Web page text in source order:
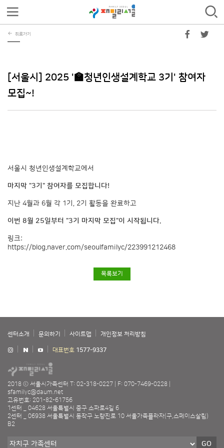
뒤로가기
[서울시] 2025 '🏫청년인생설계학교 3기' 참여자
모집~!
서울시 청년인생설계학교에서
마지막 "3기" 참여자를 모집합니다!
지난 4월과 6월 각 1기, 2기 활동을 완료하고
이번 8월 25일부터 "3기 마지막 모집"이 시작됩니다.
링크:
https://blog.naver.com/seoulfamilyc/223991212468
목록보기
센터소개 문의하기 사이트맵 개인정보 처리방침
대표번호 1577-9337
2018 ⓒ 서울시가족센터 T: 02-318-0227
F: 070-7469-0228
sfamilyc@daum.net
고유번호: 201-82-61756
1센터 _ 04628 서울특별시 중구 소파로4길 6
2센터 _ 06938 서울특별시 동작구 노량진로 10 서울가족플라자(구,스페이스살림)
B2
GO